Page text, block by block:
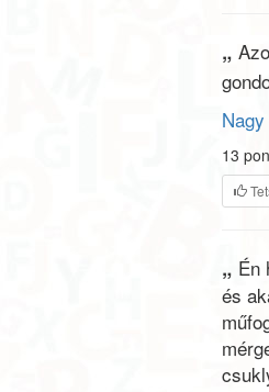
„
13
„ Én
és